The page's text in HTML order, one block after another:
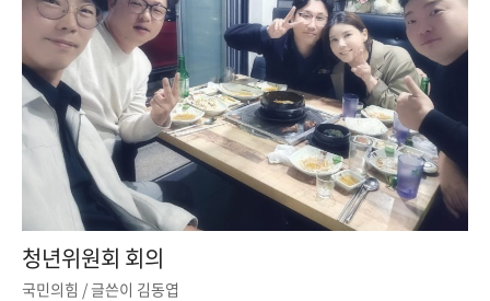
청년위원회 회의
국민의힘 / 글쓴이 김동엽